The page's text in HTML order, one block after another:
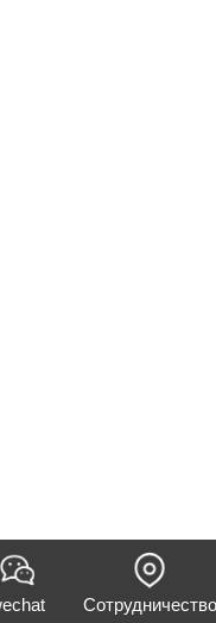
Сотрудничество